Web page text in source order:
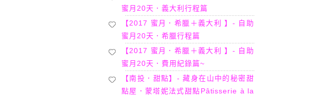
蜜月20天．義大利行程篇
【2017 蜜月．希臘＋義大利 】- 自助
蜜月20天．希臘行程篇
【2017 蜜月．希臘＋義大利 】- 自助
蜜月20天．費用紀錄篇~
【南投．甜點】- 藏身在山中的秘密甜
點屋．蒙塔妮法式甜點Pâtisserie à la